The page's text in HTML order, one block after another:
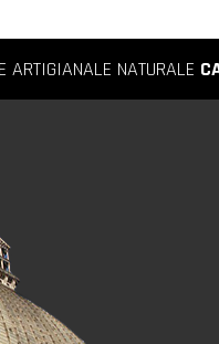
ARTIGIANALE NATURALE